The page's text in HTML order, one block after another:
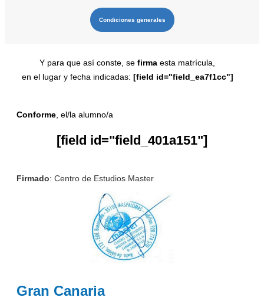
Condiciones generales
Y para que así conste, sefirma esta matrícula,
en el lugar y fecha indicadas: [field id="field_ea7f1cc"]
Conforme , el/la alumno/a
[field id="field_401a151"]
Firmado: Centro de Estudios Master
Gran Canaria